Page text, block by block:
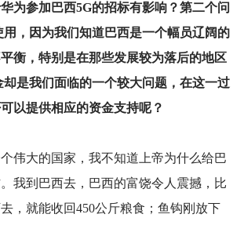
为参加巴西5G的招标有影响？第二个问
用，因为我们知道巴西是一个幅员辽阔的
衡，特别是在那些发展较为落后的地区
却是我们面临的一个较大问题，在这一过
以提供相应的资金支持呢？
伟大的国家，我不知道上帝为什么给巴
我到巴西去，巴西的富饶令人震撼，比
，就能收回450公斤粮食；鱼钩刚放下